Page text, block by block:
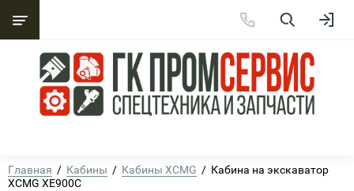
Главная
  /
Кабины
  /
Кабины XCMG
  /  Кабина на экскаватор
XCMG XE900C